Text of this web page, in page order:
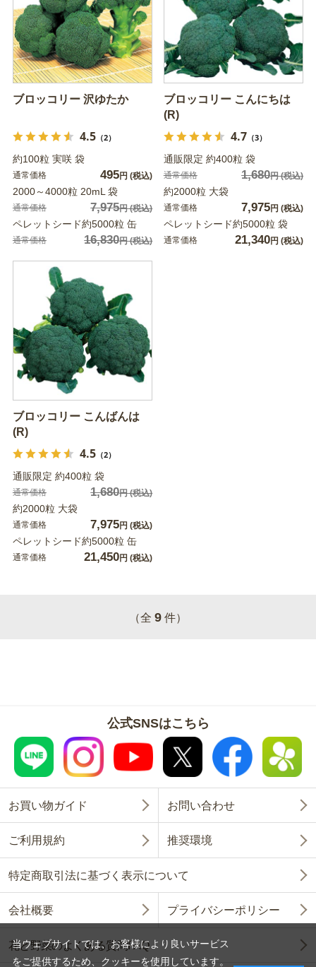
ブロッコリー 沢ゆたか
4.5（2）
約100粒 実咲 袋
通常価格 495円 (税込)
2000～4000粒 20mL 袋
通常価格 7,975円(税込)
ペレットシード約5000粒 缶
通常価格 16,830円(税込)
ブロッコリー こんにちは
(R)
4.7（3）
通販限定 約400粒 袋
通常価格 1,680円(税込)
約2000粒 大袋
通常価格 7,975円 (税込)
ペレットシード約5000粒 袋
通常価格 21,340円 (税込)
ブロッコリー こんばんは
(R)
4.5（2）
通販限定 約400粒 袋
通常価格 1,680円(税込)
約2000粒 大袋
通常価格 7,975円 (税込)
ペレットシード約5000粒 缶
通常価格 21,450円 (税込)
（全 9 件）
公式SNSはこちら
お買い物ガイド お問い合わせ
ご利用規約 推奨環境
特定商取引法に基づく表示について
会社概要 プライバシーポリシー
花と野菜のよくある質問FAQ
当ウェブサイトでは、お客様により良いサービス
をご提供するため、クッキーを使用しています。